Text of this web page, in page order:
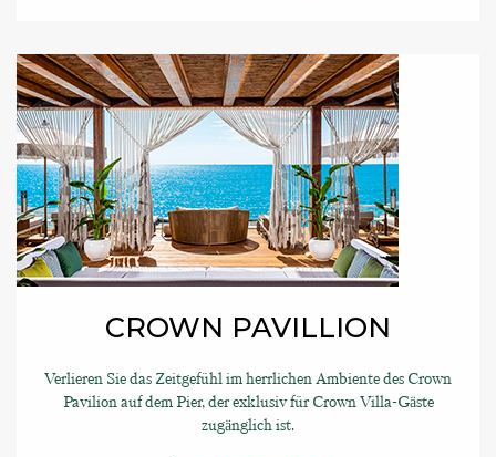
CROWN PAVILLION
Verlieren Sie das Zeitgefühl im herrlichen Ambiente des Crown
Pavilion auf dem Pier, der exklusiv für Crown Villa-Gäste
zugänglich ist.